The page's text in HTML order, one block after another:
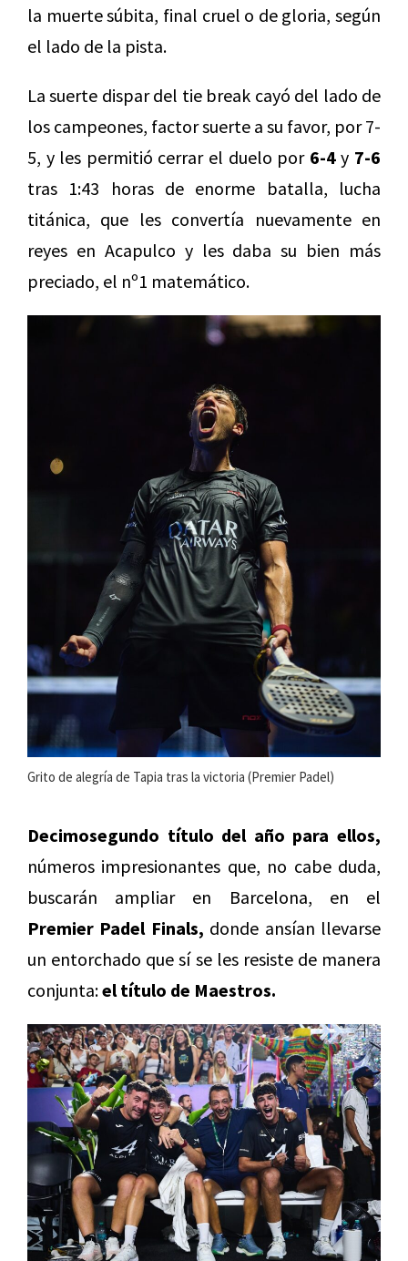
la muerte súbita, final cruel o de gloria, según
el lado de la pista.
La suerte dispar del tie break cayó del lado de
los campeones, factor suerte a su favor, por 7-
5, y les permitió cerrar el duelo por 6-4y 7-6
tras 1:43 horas de enorme batalla, lucha
titánica, que les convertía nuevamente en
reyes en Acapulco y les daba su bien más
preciado, el nº1 matemático.
Grito de alegría de Tapia tras la victoria (Premier Padel)
Decimosegundo título del año para ellos,
números impresionantes que, no cabe duda,
buscarán ampliar en Barcelona, en el
Premier Padel Finals, donde ansían llevarse
un entorchado que sí se les resiste de manera
conjunta:el título de Maestros.